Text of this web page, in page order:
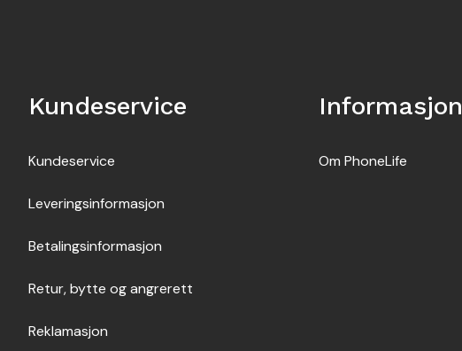
Kundeservice
Kundeservice
Leveringsinformasjon
Betalingsinformasjon
Retur, bytte og angrerett
Reklamasjon
Informasjon
Om PhoneLife